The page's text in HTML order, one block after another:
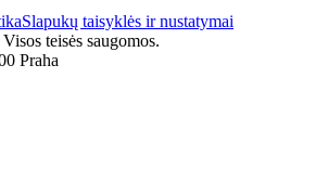
Slapukų taisyklės ir nustatymai
teisės saugomos.
Praha